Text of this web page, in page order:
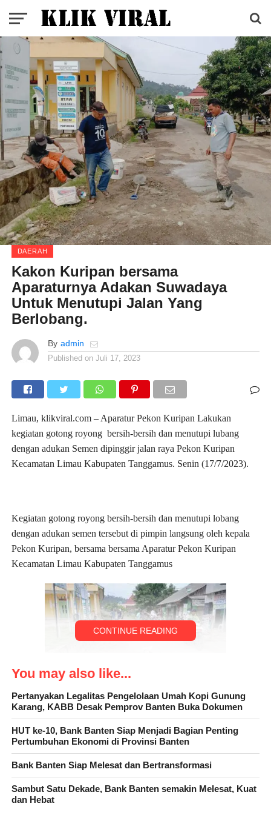
DAERAH
Kakon Kuripan bersama
Aparaturnya Adakan Suwadaya
Untuk Menutupi Jalan Yang
Berlobang.
By admin
Published on Juli 17, 2023
Limau, klikviral.com – Aparatur Pekon Kuripan Lakukan
kegiatan gotong royong bersih-bersih dan menutupi lubang
dengan adukan Semen dipinggir jalan raya Pekon Kuripan
Kecamatan Limau Kabupaten Tanggamus. Senin (17/7/2023).
Kegiatan gotong royong bersih-bersih dan menutupi lobang
dengan adukan semen tersebut di pimpin langsung oleh kepala
Pekon Kuripan, bersama bersama Aparatur Pekon Kuripan
Kecamatan Limau Kabupaten Tanggamus
Ansoruddin mengapresiasi Aparatur Pekon Kuripan atas
semangat dan Rasa saling memiliki serta jiwa Bergotong royong
yang terpatri di jiwa aparaturnya, semoga kedepannya Pekon
Kuripan Menjadi Pekon yang maju dan berkembang”,ujar nya.
CONTINUE READING
You may also like...
Pertanyakan Legalitas Pengelolaan Umah Kopi Gunung
Karang, KABB Desak Pemprov Banten Buka Dokumen
HUT ke-10, Bank Banten Siap Menjadi Bagian Penting
Pertumbuhan Ekonomi di Provinsi Banten
Bank Banten Siap Melesat dan Bertransformasi
Sambut Satu Dekade, Bank Banten semakin Melesat, Kuat
dan Hebat